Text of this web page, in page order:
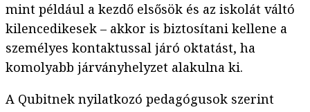
mint például a kezdő elsősök és az iskolát váltó
kilencedikesek – akkor is biztosítani kellene a
személyes kontaktussal járó oktatást, ha
komolyabb járványhelyzet alakulna ki.
A Qubitnek nyilatkozó pedagógusok szerint